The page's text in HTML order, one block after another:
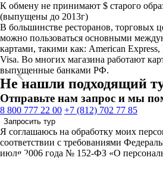
К обмену не принимают $ старого
(выпущены до 2013г)
В большинстве ресторанов, торговых
можно пользоваться основными
картами, такими как: American
Visa. Во многих магазина работают
выпущенные банками РФ.
Не нашли подходящий
Отправьте нам запрос и мы
8 800 777 22 00 +7 (812) 702 77 85
Запросить тур
Я соглашаюсь на обработку моих
соответствии с требованиями
июля 2006 года № 152-ФЗ «О
Связанные